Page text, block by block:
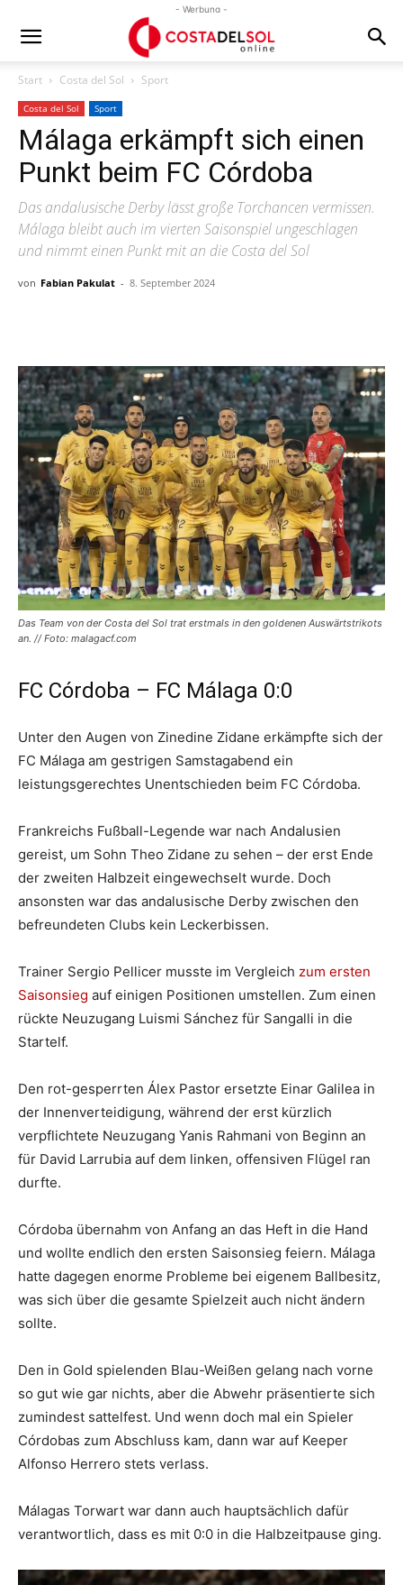
- Werbung -
Start Costa del Sol Sport
Costa del Sol Sport
Málaga erkämpft sich einen
Punkt beim FC Córdoba
Das andalusische Derby lässt große Torchancen vermissen.
Málaga bleibt auch im vierten Saisonspiel ungeschlagen
und nimmt einen Punkt mit an die Costa del Sol
von Fabian Pakulat - 8. September 2024
Das Team von der Costa del Sol trat erstmals in den goldenen Auswärtstrikots
an. // Foto: malagacf.com
FC Córdoba – FC Málaga 0:0
Unter den Augen von Zinedine Zidane erkämpfte sich der
FC Málaga am gestrigen Samstagabend ein
leistungsgerechtes Unentschieden beim FC Córdoba.
Frankreichs Fußball-Legende war nach Andalusien
gereist, um Sohn Theo Zidane zu sehen – der erst Ende
der zweiten Halbzeit eingewechselt wurde. Doch
ansonsten war das andalusische Derby zwischen den
befreundeten Clubs kein Leckerbissen.
Trainer Sergio Pellicer musste im Vergleich zum ersten
Saisonsieg auf einigen Positionen umstellen. Zum einen
rückte Neuzugang Luismi Sánchez für Sangalli in die
Startelf.
Den rot-gesperrten Álex Pastor ersetzte Einar Galilea in
der Innenverteidigung, während der erst kürzlich
verpflichtete Neuzugang Yanis Rahmani von Beginn an
für David Larrubia auf dem linken, offensiven Flügel ran
durfte.
Córdoba übernahm von Anfang an das Heft in die Hand
und wollte endlich den ersten Saisonsieg feiern. Málaga
hatte dagegen enorme Probleme bei eigenem Ballbesitz,
was sich über die gesamte Spielzeit auch nicht ändern
sollte.
Den in Gold spielenden Blau-Weißen gelang nach vorne
so gut wie gar nichts, aber die Abwehr präsentierte sich
zumindest sattelfest. Und wenn doch mal ein Spieler
Córdobas zum Abschluss kam, dann war auf Keeper
Alfonso Herrero stets verlass.
Málagas Torwart war dann auch hauptsächlich dafür
verantwortlich, dass es mit 0:0 in die Halbzeitpause ging.